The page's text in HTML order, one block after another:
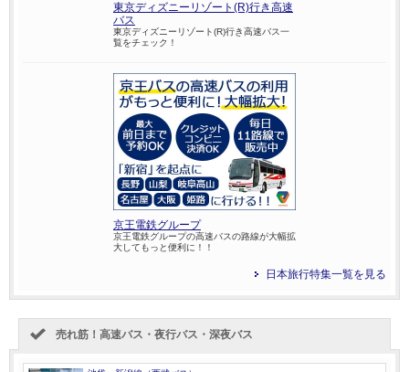
東京ディズニーリゾート(R)行き高速
バス
東京ディズニーリゾート(R)行き高速バス一
覧をチェック！
京王電鉄グループ
京王電鉄グループの高速バスの路線が大幅拡
大してもっと便利に！！
日本旅行特集一覧を見る
売れ筋！高速バス・夜行バス・深夜バス